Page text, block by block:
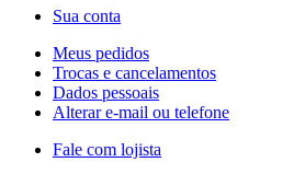
Sua conta
Meus pedidos
Trocas e cancelamentos
Dados pessoais
Alterar e-mail ou telefone
Fale com lojista